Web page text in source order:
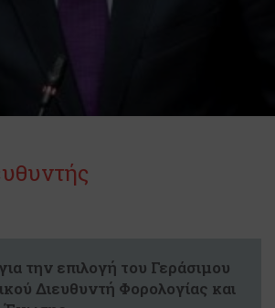
την επιλογή του Γεράσιμου
Διευθυντή Φορολογίας και